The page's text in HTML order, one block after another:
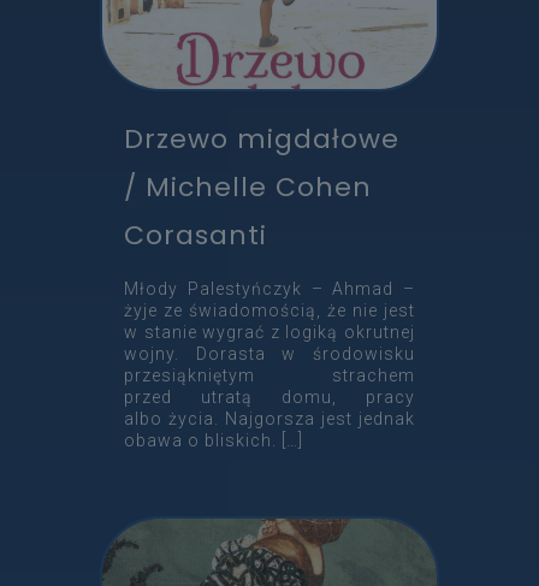
Drzewo migdałowe
/ Michelle Cohen
Corasanti
Młody Palestyńczyk – Ahmad –
żyje ze świadomością, że nie jest
w stanie wygrać z logiką okrutnej
wojny. Dorasta w środowisku
przesiąkniętym strachem
przed utratą domu, pracy
albo życia. Najgorsza jest jednak
obawa o bliskich.